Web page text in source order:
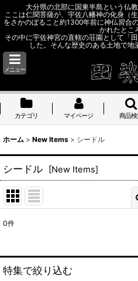
大分県の北部に国東半島という仏
ここは仁聞菩薩が、宇佐八幡神の化身（
をさかのぼること約1300年前に神仏習合
かれたとこ
その中に宇佐神宮の直轄の荘園として「
した。そんな歴史のある土地で地
メニュー
カテゴリ マイページ 商品
ホーム > New Items > シードル
シードル [New Items]
並び順 :
0件
特集で絞り込む